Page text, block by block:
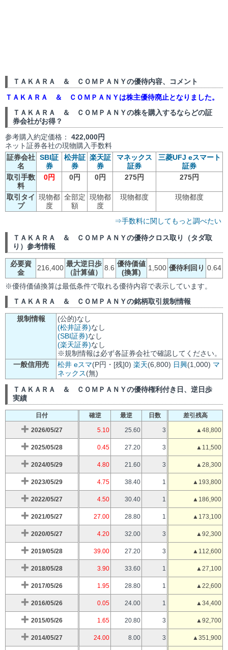
ＴＡＫＡＲＡ ＆ ＣＯＭＰＡＮＹの優待内容、コメント
ＴＡＫＡＲＡ ＆ ＣＯＭＰＡＮＹは株主優待廃止となりました。
ＴＡＫＡＲＡ ＆ ＣＯＭＰＡＮＹの株を購入するならどの証
券会社がお得？
参考購入約定価格： 422,000円
ネット証券各社の現物購入手数料
証券会社
名
SBI証
券
松井証
券
楽天証
券
マネックス
証券
三菱UFJ eスマート
証券
取引手数
料
0円 0円 0円 275円 275円
取引タイ
プ
現物都
度
全部定
額
現物都
度
現物都度 現物都度
⇒手数料に関してもっと調べたい
ＴＡＫＡＲＡ ＆ ＣＯＭＰＡＮＹの優待クロス取り（タダ取
り）参考情報
必要資
金
216,400 最大逆日歩
（計算値）
8.6 優待価値
(換算)
1,500 優待利回り 0.64
※優待価値換算は最低条件で取れる優待内容で表示しています。
ＴＡＫＡＲＡ ＆ ＣＯＭＰＡＮＹの銘柄取引規制情報
規制情報
(公的)なし
(松井証券)なし
(SBI証券)なし
(楽天証券)なし
※規制情報は必ず各証券会社で確認してください。
一般信用売
松井 eスマ(P円・[残]0) 楽天(6,800) 日興(1,000) マ
ネックス(無)
ＴＡＫＡＲＡ ＆ ＣＯＭＰＡＮＹの優待権利付き日、逆日歩
実績
日付 確逆 最逆 日数 差引残高
2026/05/27 5.10 25.60 3 ▲48,800
2025/05/28 0.45 27.20 3 ▲11,500
2024/05/29 4.80 21.60 3 ▲28,300
2023/05/29 4.75 38.40 1 ▲193,800
2022/05/27 4.50 30.40 1 ▲186,900
2021/05/27 27.00 28.80 1 ▲173,100
2020/05/27 4.20 32.00 3 ▲92,300
2019/05/28 39.00 27.20 3 ▲112,600
2018/05/28 3.90 33.60 1 ▲27,100
2017/05/26 1.95 28.80 1 ▲22,600
2016/05/26 0.05 24.00 1 ▲34,400
2015/05/26 1.65 20.80 3 ▲92,700
2014/05/27 24.00 8.00 3 ▲351,900